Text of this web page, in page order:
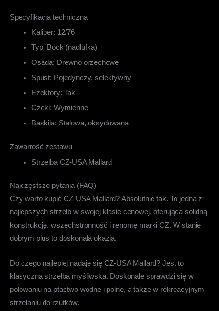
Specyfikacja techniczna
Kaliber: 12/76
Typ: Bock (nadlufka)
Osada: Drewno orzechowe
Spust: Pojedynczy, selektywny
Eżektory: Tak
Czoki: Wymienne
Baskila: Stalowa, oksydowana
Zawartość zestawu
Strzelba CZ-USA Mallard
Najczęstsze pytania (FAQ)
Czy warto kupić CZ-USA Mallard?Absolutnie tak. To jedna z
najlepszych strzelb w swojej klasie cenowej, oferująca solidną
konstrukcję, wszechstronność i renomę marki CZ. W stanie
dobrym plus to doskonała okazja.
Do czego najlepiej nadaje się CZ-USA Mallard? Jest to
klasyczna strzelba myśliwska. Doskonale sprawdzi się w
polowaniu na ptactwo wodne i polne, a także w rekreacyjnym
strzelaniu do rzutków.